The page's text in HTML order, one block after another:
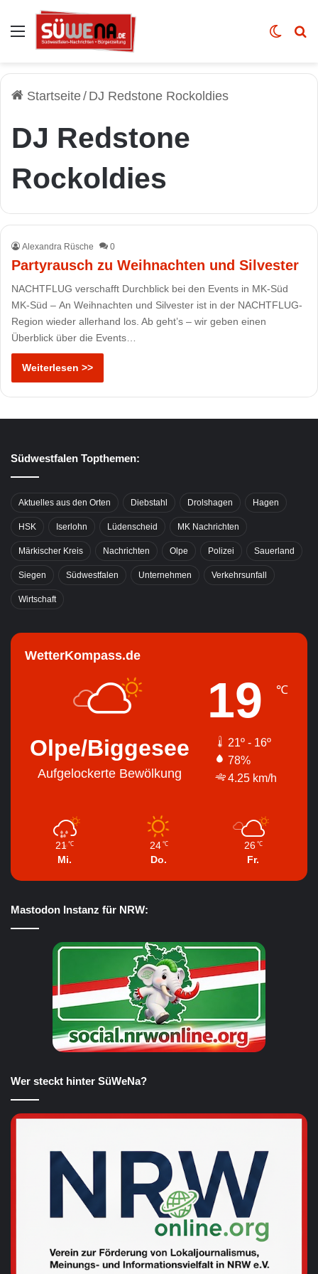
Auswahl Skin
Startseite/ DJ Redstone Rockoldies
DJ Redstone
Rockoldies
Alexandra Rüsche 0
Partyrausch zu Weihnachten und Silvester
NACHTFLUG verschafft Durchblick bei den Events in MK-Süd
MK-Süd – An Weihnachten und Silvester ist in der NACHTFLUG-
Region wieder allerhand los. Ab geht’s – wir geben einen
Überblick über die Events…
Weiterlesen >>
Südwestfalen Topthemen:
Aktuelles aus den Orten Diebstahl Drolshagen Hagen
HSK Iserlohn Lüdenscheid MK Nachrichten
Märkischer Kreis Nachrichten Olpe Polizei Sauerland
Siegen Südwestfalen Unternehmen Verkehrsunfall
Wirtschaft
WetterKompass.de
Olpe/Biggesee
Aufgelockerte Bewölkung
19 ℃
21º - 16º
78%
4.25 km/h
21 ℃
Mi.
24 ℃
Do.
26 ℃
Fr.
Mastodon Instanz für NRW:
Wer steckt hinter SüWeNa?